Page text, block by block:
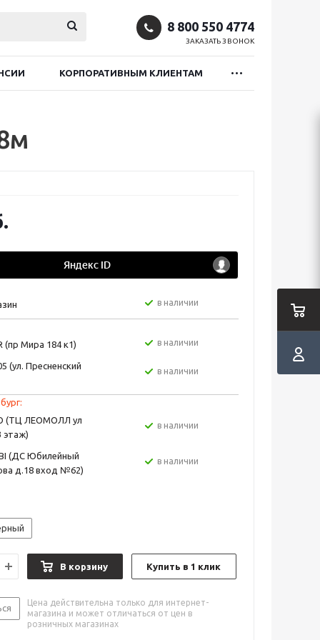
8 800 550 4774
ЗАКАЗАТЬ ЗВОНОК
КОРПОРАТИВНЫМ КЛИЕНТАМ
в наличии
(пр Мира 184 к1) в наличии
(ул. Пресненский
в наличии
(ТЦ ЛЕОМОЛЛ ул
этаж)
в наличии
(ДС Юбилейный
д.18 вход №62)
в наличии
В корзину Купить в 1 клик
Цена действительна только для интернет-
магазина и может отличаться от цен в
розничных магазинах